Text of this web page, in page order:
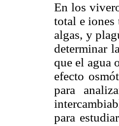
En los
total e iones
algas, y
determinar
que el agua
efecto
para
para